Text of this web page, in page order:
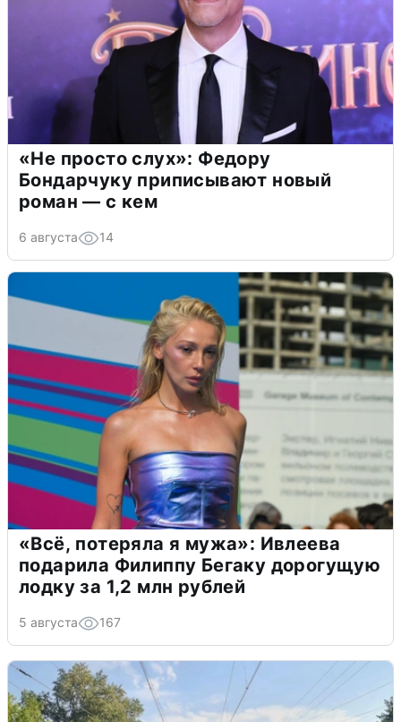
«Не просто слух»: Федору
Бондарчуку приписывают новый
роман — с кем
6 августа 14
«Всё, потеряла я мужа»: Ивлеева
подарила Филиппу Бегаку дорогущую
лодку за 1,2 млн рублей
5 августа 167